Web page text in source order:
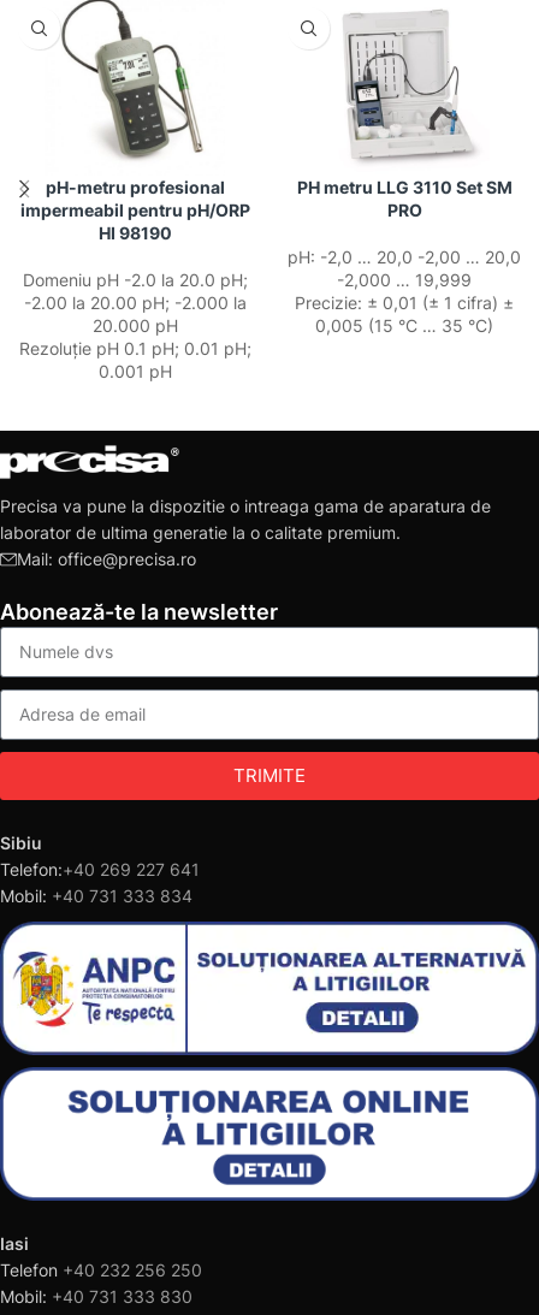
pH-metru profesional
impermeabil pentru pH/ORP
HI 98190
Domeniu pH -2.0 la 20.0 pH;
-2.00 la 20.00 pH; -2.000 la
20.000 pH
Rezoluție pH 0.1 pH; 0.01 pH;
0.001 pH
PH metru LLG 3110 Set SM
PRO
pH: -2,0 … 20,0 -2,00 … 20,0
-2,000 … 19,999
Precizie: ± 0,01 (± 1 cifra) ±
0,005 (15 °C … 35 °C)
Precisa va pune la dispozitie o intreaga gama de aparatura de
laborator de ultima generatie la o calitate premium.
Mail: office@precisa.ro
Abonează-te la newsletter
TRIMITE
Sibiu
Telefon:+40 269 227 641
Mobil: +40 731 333 834
Iasi
Telefon +40 232 256 250
Mobil: +40 731 333 830